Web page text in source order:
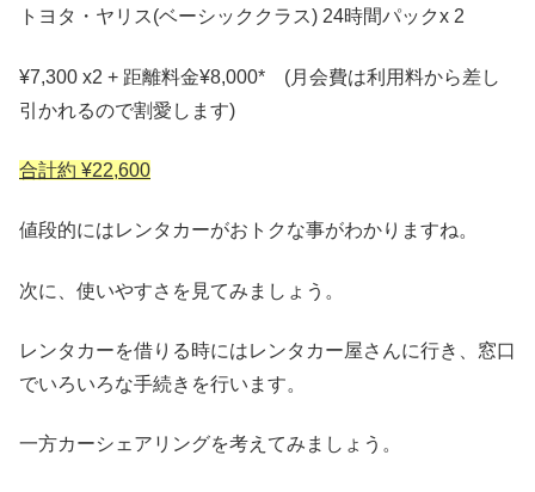
トヨタ・ヤリス(ベーシッククラス) 24時間パックx 2
¥7,300 x2 + 距離料金¥8,000* (月会費は利用料から差し
引かれるので割愛します)
合計約 ¥22,600
値段的にはレンタカーがおトクな事がわかりますね。
次に、使いやすさを見てみましょう。
レンタカーを借りる時にはレンタカー屋さんに行き、窓口
でいろいろな手続きを行います。
一方カーシェアリングを考えてみましょう。